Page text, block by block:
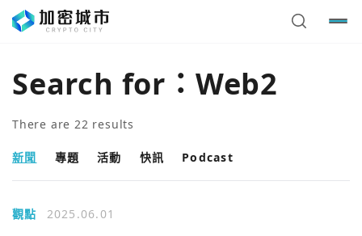
Search for： Web2
There are 22 results
新聞 專題 活動 快訊 Podcast
觀點 2025.06.01